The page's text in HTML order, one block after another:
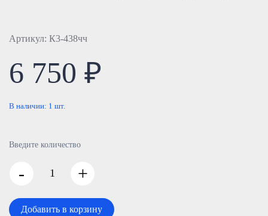
Артикул: К3-438чч
6 750 ₽
В наличии: 1 шт.
Введите количество
- +
Добавить в корзину